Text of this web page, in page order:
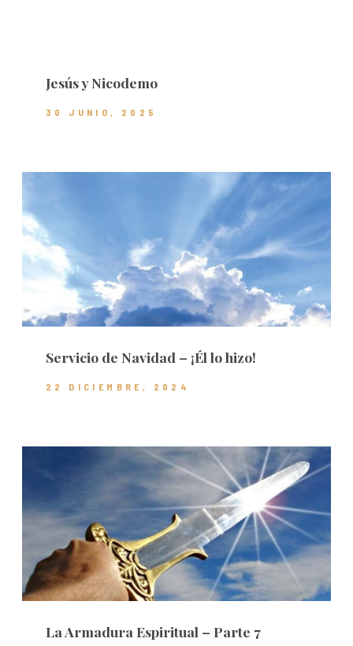
Jesús y Nicodemo
30 JUNIO, 2025
Servicio de Navidad – ¡Él lo hizo!
22 DICIEMBRE, 2024
La Armadura Espiritual – Parte 7